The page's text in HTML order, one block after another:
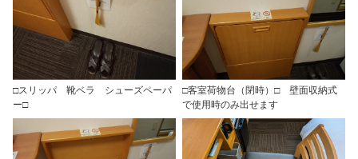
□スリッパ 靴ベラ シューズペーパ
ー□
□客室荷物台（閉時）□ 壁面収納式
で使用時のみ出せます